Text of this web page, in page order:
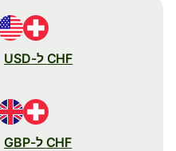
CHF ל-USD
CHF ל-GBP